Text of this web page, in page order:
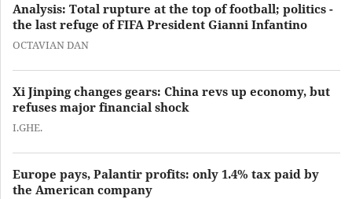
Analysis: Total rupture at the top of football; politics -
the last refuge of FIFA President Gianni Infantino
OCTAVIAN DAN
Xi Jinping changes gears: China revs up economy, but
refuses major financial shock
I.GHE.
Europe pays, Palantir profits: only 1.4% tax paid by
the American company